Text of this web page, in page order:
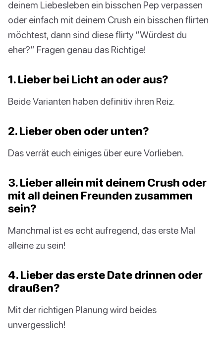
deinem Liebesleben ein bisschen Pep verpassen
oder einfach mit deinem Crush ein bisschen flirten
möchtest, dann sind diese flirty “Würdest du
eher?” Fragen genau das Richtige!
1. Lieber bei Licht an oder aus?
Beide Varianten haben definitiv ihren Reiz.
2. Lieber oben oder unten?
Das verrät euch einiges über eure Vorlieben.
3. Lieber allein mit deinem Crush oder
mit all deinen Freunden zusammen
sein?
Manchmal ist es echt aufregend, das erste Mal
alleine zu sein!
4. Lieber das erste Date drinnen oder
draußen?
Mit der richtigen Planung wird beides
unvergesslich!